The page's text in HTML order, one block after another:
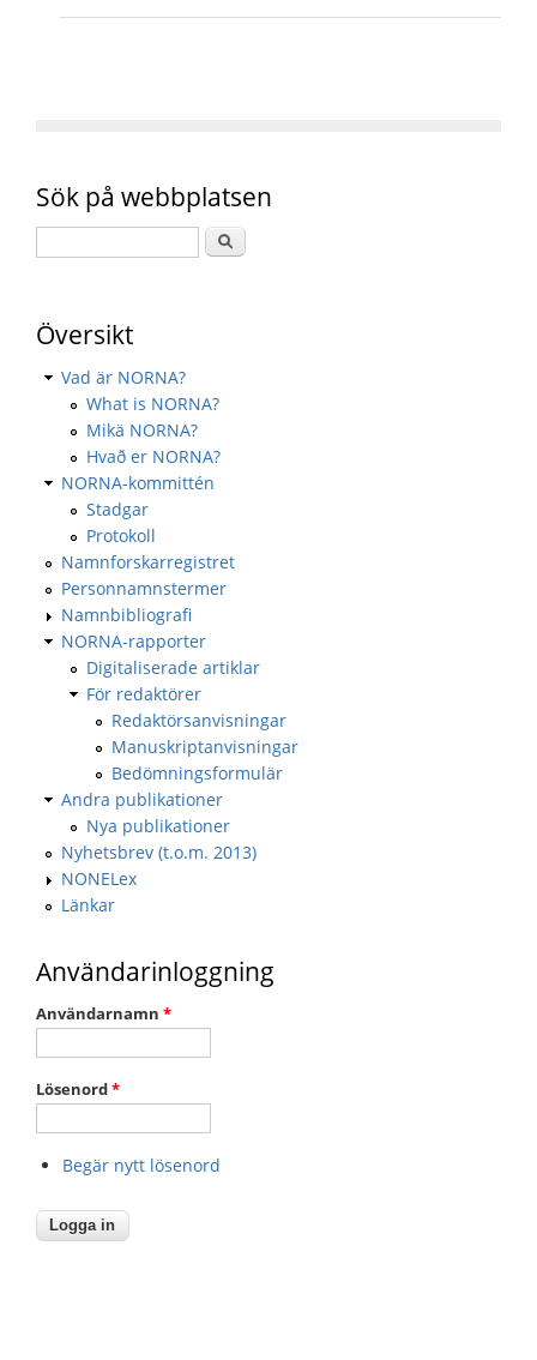
Sök på webbplatsen
Översikt
Vad är NORNA?
What is NORNA?
Mikä NORNA?
Hvað er NORNA?
NORNA-kommittén
Stadgar
Protokoll
Namnforskarregistret
Personnamnstermer
Namnbibliografi
NORNA-rapporter
Digitaliserade artiklar
För redaktörer
Redaktörsanvisningar
Manuskriptanvisningar
Bedömningsformulär
Andra publikationer
Nya publikationer
Nyhetsbrev (t.o.m. 2013)
NONELex
Länkar
Användarinloggning
Användarnamn *
Lösenord*
Begär nytt lösenord